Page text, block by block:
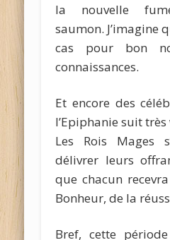
la nouvelle
saumon. J’imagine
cas pour bon
connaissances.
Et encore des
l’Epiphanie suit très
Les Rois Mages
délivrer leurs
que chacun
Bonheur, de la
Bref, cette